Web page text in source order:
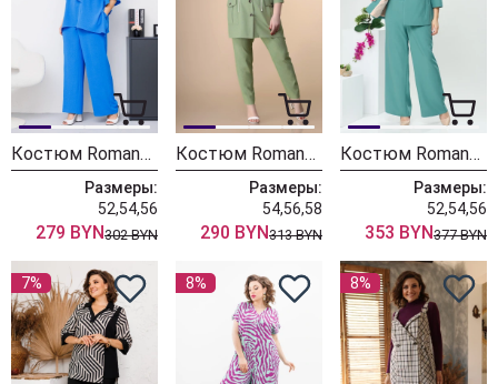
Костюм Romanovich Style 2-2664 насыщенный голубой
Размеры:
52,54,56
279 BYN302 BYN
Костюм Romanovich Style 3-2161 хаки
Размеры:
54,56,58
290 BYN313 BYN
Костюм Romanovich Style 2-2654 мята
Размеры:
52,54,56
353 BYN377 BYN
7% 8% 8%